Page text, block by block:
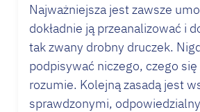
Najważniejsza jest zawsze
dokładnie ją przeanalizować i
tak zwany drobny druczek.
podpisywać niczego, czego się
rozumie. Kolejną zasadą jest
sprawdzonymi,